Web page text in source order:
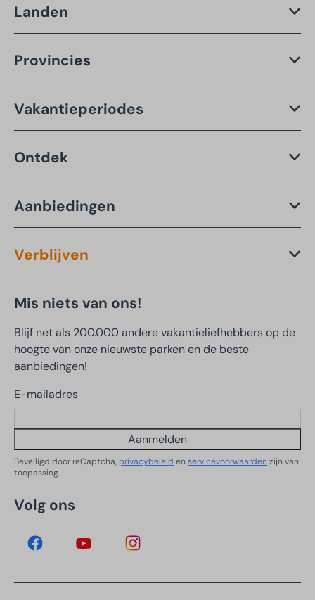
Landen
Provincies
Vakantieperiodes
Ontdek
Aanbiedingen
Verblijven
Mis niets van ons!
Blijf net als 200.000 andere vakantieliefhebbers op de
hoogte van onze nieuwste parken en de beste
aanbiedingen!
E-mailadres
Aanmelden
Beveiligd door reCaptcha, privacybeleid en servicevoorwaarden zijn van
toepassing.
Volg ons